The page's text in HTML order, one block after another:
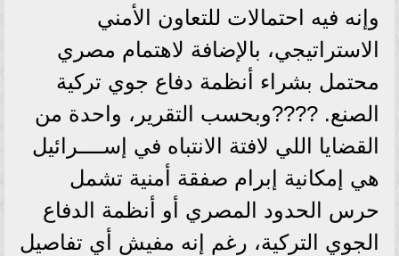
وإنه فيه احتمالات للتعاون الأمني
الاستراتيجي، بالإضافة لاهتمام مصري
محتمل بشراء أنظمة دفاع جوي تركية
الصنع. ????وبحسب التقرير، واحدة من
القضايا اللي لافتة الانتباه في إســــرائيل
هي إمكانية إبرام صفقة أمنية تشمل
حرس الحدود المصري أو أنظمة الدفاع
الجوي التركية، رغم إنه مفيش أي تفاصيل